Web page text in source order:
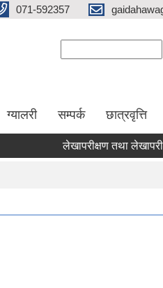
071-592357
ग्यालरी सम्पर्क छात्रवृत्ति
लेखापरीक्षण तथा